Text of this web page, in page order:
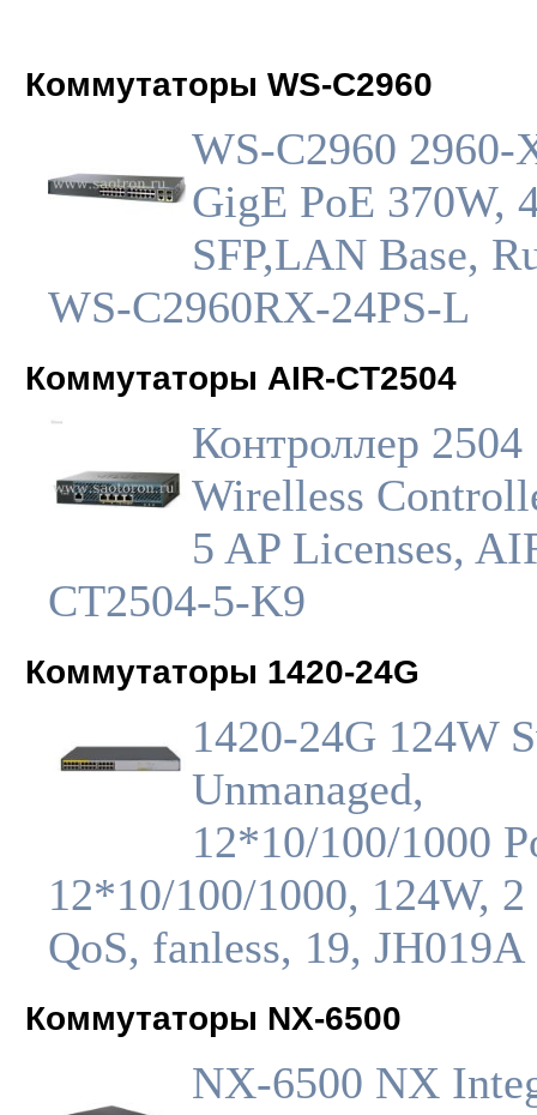
Коммутаторы WS-C2960
WS-C2960 2960-
GigE PoE 370W,
SFP,LAN Base,
WS-C2960RX-24PS-L
Коммутаторы AIR-CT2504
Контроллер 2504
Wirelless
5 AP Licenses,
CT2504-5-K9
Коммутаторы 1420-24G
1420-24G 124W
Unmanaged,
12*10/100/1000
12*10/100/1000, 124W, 2
QoS, fanless, 19, JH019A
Коммутаторы NX-6500
NX-6500 NX